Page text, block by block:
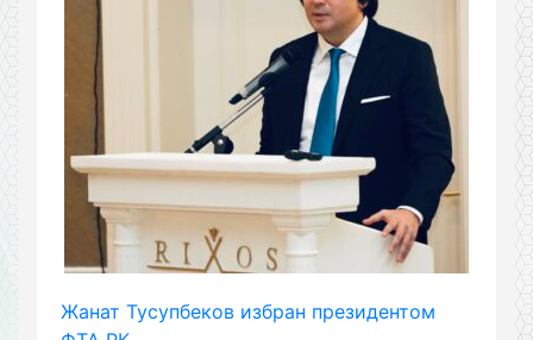
Жанат Тусупбеков избран президентом